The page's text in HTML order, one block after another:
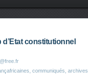
constitutionnel
communiqués, archives.